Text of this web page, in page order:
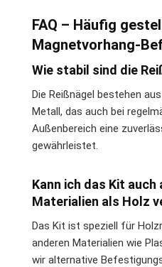
FAQ – Häufig
Magnetvorhang-
Wie stabil sind die
Die Reißnägel bestehen
Metall, das auch bei
Außenbereich eine
gewährleistet.
Kann ich das Kit auch
Materialien als Holz
Das Kit ist speziell für
anderen Materialien wie
wir alternative